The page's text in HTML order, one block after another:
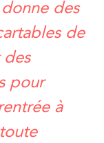
des
de
des
pour
à